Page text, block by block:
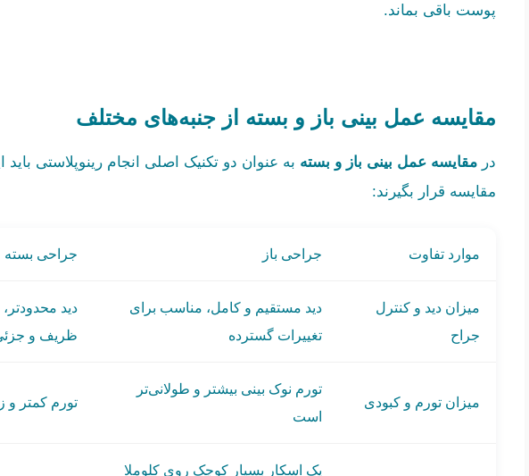
پوست باقی بماند.
مقایسه عمل بینی باز و بسته از جنبه‌های مختلف
در مقایسه عمل بینی باز و بسته به عنوان دو تکنیک اصلی انجام رینوپلاستی
مقایسه قرار بگیرند:
موارد تفاوت جراحی باز جراحی بسته
میزان دید و کنترل
جراح
دید مستقیم و کامل، مناسب برای
تغییرات گسترده
دید
ظریف و
میزان تورم و کبودی
تورم نوک بینی بیشتر و طولانی‌تر
است
تورم کمتر
یک اسکار بسیار کوچک روی کلوملا